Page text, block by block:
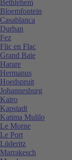
Bethlehem
Bloemfontein
Casablanca
Durban
Fez
Flic en Flac
Grand Baie
Harare
Hermanus
Hoedspruit
Johannesburg
Kairo
Kapstadt
Katima Mulilo
Le Morne
Le Port
Lüderitz
Marrakesch